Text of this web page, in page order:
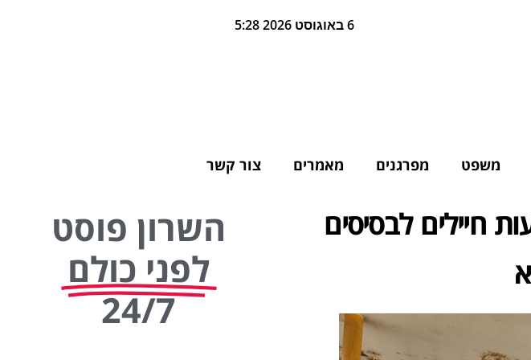
6 באוגוסט 2026 5:28
משפט מפרגנים מאמרים צור קשר
חיילים לבסיסים
השרון פוסט
לפני כולם
24/7